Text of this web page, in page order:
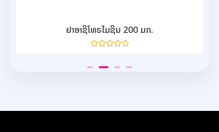
ຢາອາຊິໂທຣໄມຊິນ 200 ມກ.
0